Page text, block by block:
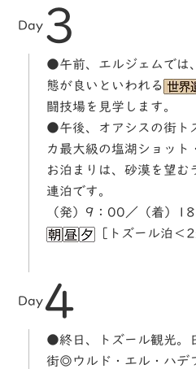
Day 3
●午前、エルジェムでは
態が良いといわれる
闘技場を見学します。
●午後、オアシスの街ト
カ最大級の塩湖ショット
お泊まりは、砂漠を望
連泊です。
（発）9：00／（着）
［トズール泊＜2
Day4
●終日、トズール観光。
街◎ウルド・エル・ハデ